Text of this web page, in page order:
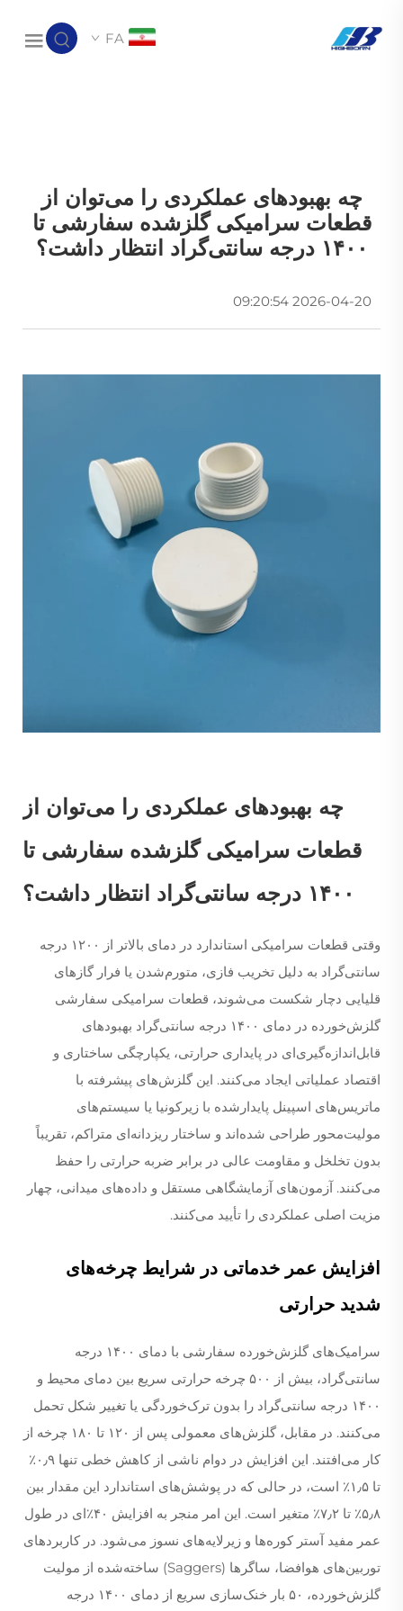
FA
چه بهبودهای عملکردی را می‌توان از
قطعات سرامیکی گلزشده سفارشی تا
۱۴۰۰ درجه سانتی‌گراد انتظار داشت؟
2026-04-20 09:20:54
چه بهبودهای عملکردی را می‌توان از
قطعات سرامیکی گلزشده سفارشی تا
۱۴۰۰ درجه سانتی‌گراد انتظار داشت؟
وقتی قطعات سرامیکی استاندارد در دمای بالاتر از ۱۲۰۰ درجه
سانتی‌گراد به دلیل تخریب فازی، متورم‌شدن یا فرار گازهای
قلیایی دچار شکست می‌شوند، قطعات سرامیکی سفارشی
گلزش‌خورده در دمای ۱۴۰۰ درجه سانتی‌گراد بهبودهای
قابل‌اندازه‌گیری‌ای در پایداری حرارتی، یکپارچگی ساختاری و
اقتصاد عملیاتی ایجاد می‌کنند. این گلزش‌های پیشرفته با
ماتریس‌های اسپینل پایدارشده با زیرکونیا یا سیستم‌های
مولیت‌محور طراحی شده‌اند و ساختار ریزدانه‌ای متراکم، تقریباً
بدون تخلخل و مقاومت عالی در برابر ضربه حرارتی را حفظ
می‌کنند. آزمون‌های آزمایشگاهی مستقل و داده‌های میدانی، چهار
مزیت اصلی عملکردی را تأیید می‌کنند.
افزایش عمر خدماتی در شرایط چرخه‌های
شدید حرارتی
سرامیک‌های گلزش‌خورده سفارشی با دمای ۱۴۰۰ درجه
سانتی‌گراد، بیش از ۵۰۰ چرخه حرارتی سریع بین دمای محیط و
۱۴۰۰ درجه سانتی‌گراد را بدون ترک‌خوردگی یا تغییر شکل تحمل
می‌کنند. در مقابل، گلزش‌های معمولی پس از ۱۲۰ تا ۱۸۰ چرخه از
کار می‌افتند. این افزایش در دوام ناشی از کاهش خطی تنها ۰٫۹٪
تا ۱٫۵٪ است، در حالی که در پوشش‌های استاندارد این مقدار بین
۵٫۸٪ تا ۷٫۲٪ متغیر است. این امر منجر به افزایش ۴۰٪‌ای در طول
عمر مفید آستر کوره‌ها و زیرلایه‌های نسوز می‌شود. در کاربردهای
توربین‌های هوافضا، ساگرها (Saggers) ساخته‌شده از مولیت
گلزش‌خورده، ۵۰ بار خنک‌سازی سریع از دمای ۱۴۰۰ درجه